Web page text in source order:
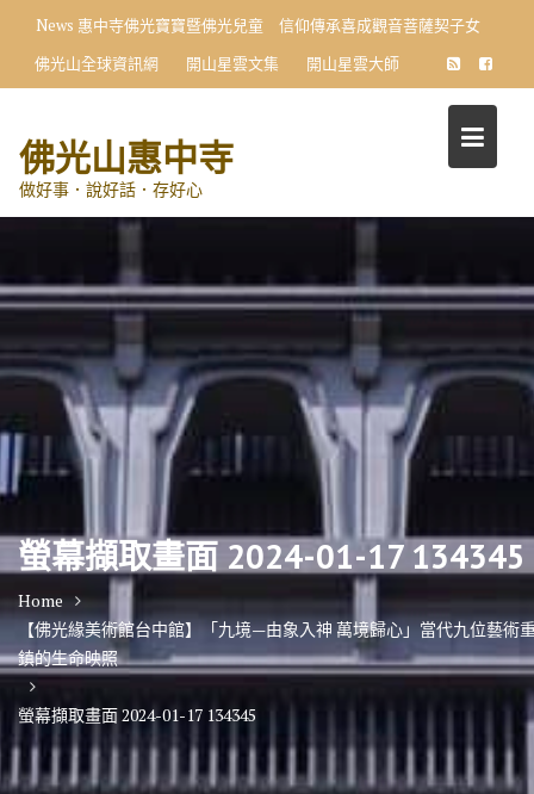
content
News 惠中寺佛光寶寶暨佛光兒童 信仰傳承喜成觀音菩薩契子女
佛光山全球資訊網
開山星雲文集 開山星雲大師
佛光山惠中寺
做好事．說好話．存好心
螢幕擷取畫面 2024-01-17 134345
Home
【佛光緣美術館台中館】「九境—由象入神 萬境歸心」當代九位藝術
鎮的生命映照
螢幕擷取畫面 2024-01-17 134345